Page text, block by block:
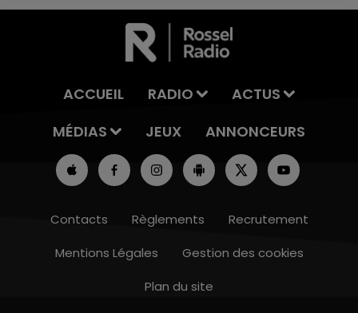
ACCUEIL RADIO
ACTUS
MÉDIAS
JEUX ANNONCEURS
Contacts Règlements
Recrutement
Mentions Légales
Gestion des cookies
Plan du site